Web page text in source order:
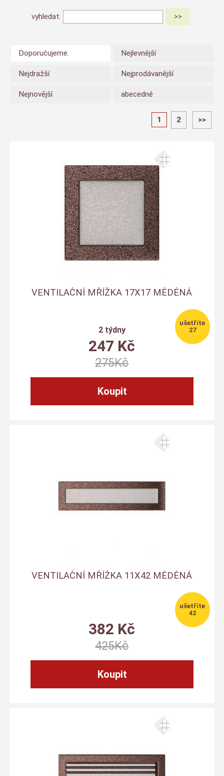
vyhledat:
Doporučujeme. Nejlevnější
Nejdražší Nejprodávanější
Nejnovější abecedně
1 2 >>
VENTILAČNÍ MŘÍŽKA 17X17 MĚDĚNÁ
2 týdny
247 Kč
27
275Kč
VENTILAČNÍ MŘÍŽKA 11X42 MĚDĚNÁ
382 Kč
42
425Kč